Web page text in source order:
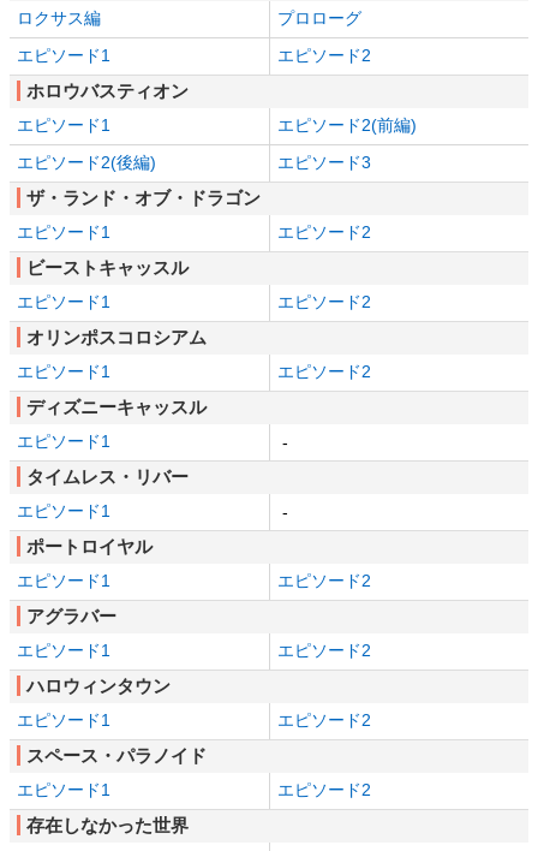
ロクサス編
プロローグ
エピソード1
エピソード2
ホロウバスティオン
エピソード1
エピソード2(前編)
エピソード2(後編)
エピソード3
ザ・ランド・オブ・ドラゴン
エピソード1 エピソード2
ビーストキャッスル
エピソード1 エピソード2
オリンポスコロシアム
エピソード1 エピソード2
ディズニーキャッスル
エピソード1 -
タイムレス・リバー
エピソード1 -
ポートロイヤル
エピソード1 エピソード2
アグラバー
エピソード1 エピソード2
ハロウィンタウン
エピソード1 エピソード2
スペース・パラノイド
エピソード1 エピソード2
存在しなかった世界